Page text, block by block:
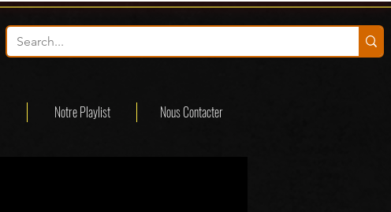
Notre Playlist Nous Contacter